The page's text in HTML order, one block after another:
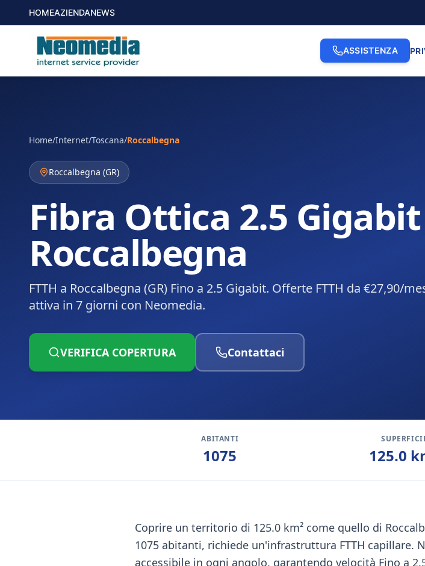
HOMEAZIENDANEWS
ASSISTENZA
Home/Internet/Toscana/Roccalbegna
Roccalbegna (GR)
Fibra Ottica 2.5
Roccalbegna
FTTH a Roccalbegna (GR) Fino a 2.5 Gigabit. Offerte FTTH da €27,90/
attiva in 7 giorni con Neomedia.
VERIFICA COPERTURA Contattaci
ABITANTI
1075 125.0
Coprire un territorio di 125.0 km² come quello di
1075 abitanti, richiede un'infrastruttura FTTH capillare.
accessibile in ogni angolo, garantendo velocità Fino a